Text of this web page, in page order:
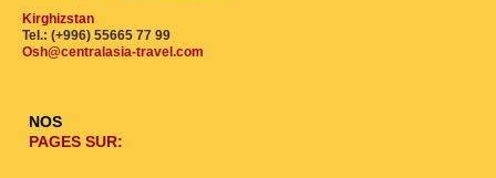
Kirghizstan
Tel.: (+996) 55665 77 99
Osh@centralasia-travel.com
NOS
PAGES SUR: